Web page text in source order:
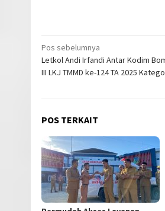
Navigasi
pos
Pos sebelumnya
Letkol Andi Irfandi Antar Kodim
III LKJ TMMD ke-124 TA 2025
POS TERKAIT